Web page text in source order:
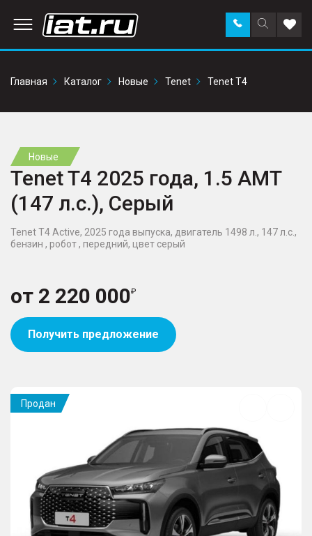
Поиск
по
Заказать
звонок в
Главная
Каталог Новые Tenet Tenet T4
Новые
Tenet T4 2025 года, 1.5 AMT
(147 л.с.), Серый
Tenet T4 Active, 2025 года выпуска, двигатель 1498 л., 147 л.с.,
бензин , робот , передний, цвет серый
от 2 220 000
Получить предложение
Продан
избранное